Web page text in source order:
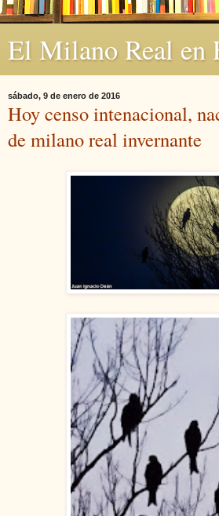
El Milano Real en
sábado, 9 de enero de 2016
Hoy censo intenacional,
de milano real invernante